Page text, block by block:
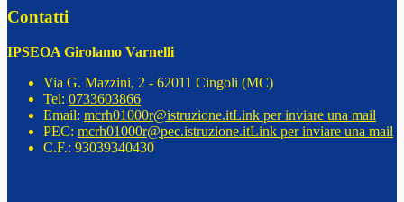
Contatti
IPSEOA Girolamo Varnelli
Via G. Mazzini, 2 - 62011 Cingoli (MC)
Tel: 0733603866
Email: mcrh01000r@istruzione.itLink per inviare una mail
PEC: mcrh01000r@pec.istruzione.itLink per inviare una mail
C.F.: 93039340430